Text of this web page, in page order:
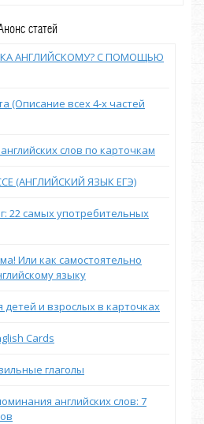
статей
АНГЛИЙСКОМУ? С ПОМОЩЬЮ
(Описание всех 4-х частей
слов по карточкам
(АНГЛИЙСКИЙ ЯЗЫК ЕГЭ)
22 самых употребительных
Или как самостоятельно
языку
детей и взрослых в карточках
Cards
глаголы
английских слов: 7